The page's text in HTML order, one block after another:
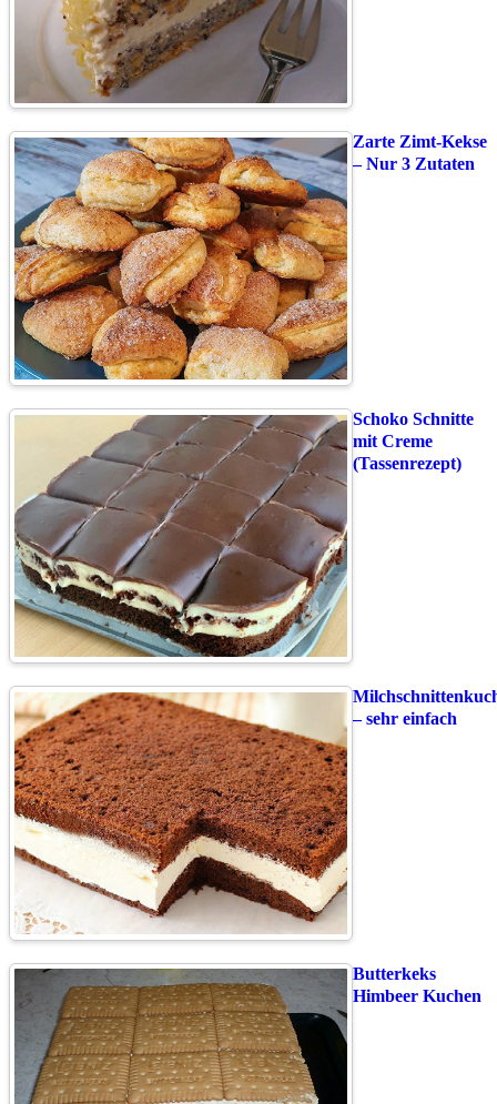
Zarte Zimt-Kekse
– Nur 3 Zutaten
Schoko Schnitte
mit Creme
(Tassenrezept)
– sehr einfach
Butterkeks
Himbeer Kuchen